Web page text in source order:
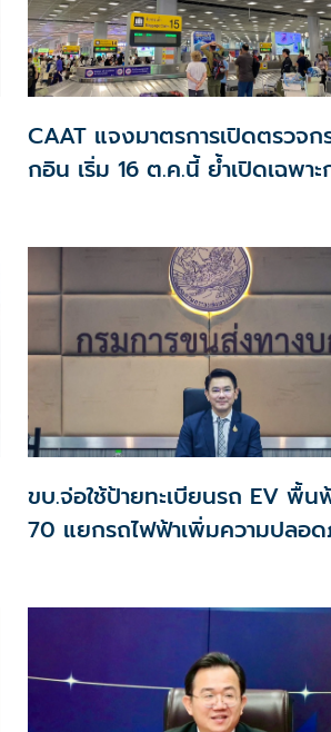
CAAT แจงมาตรการเปิดตรวจกร
กอิน เริ่ม 16 ต.ค.นี้ ย้ำเปิดเฉพา
ขบ.จ่อใช้ป้ายทะเบียนรถ EV พื้น
70 แยกรถไฟฟ้าเพิ่มความปลอ